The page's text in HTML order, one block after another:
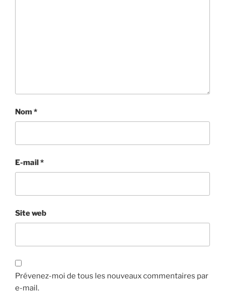
Nom*
E-mail*
Site web
Prévenez-moi de tous les nouveaux commentaires par
e-mail.